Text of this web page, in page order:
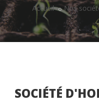
Accueil Nos
SOCIÉTÉ